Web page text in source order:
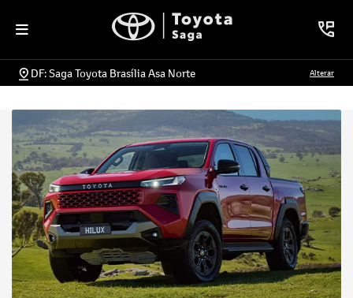
DF: Saga Toyota Brasília Asa Norte Alterar